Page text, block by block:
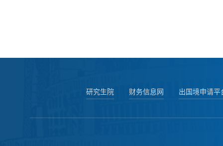
研究生院 财务信息网 出国境申请平